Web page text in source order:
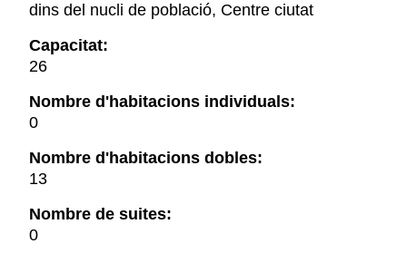
dins del nucli de població, Centre ciutat
Capacitat:
26
Nombre d'habitacions individuals:
0
Nombre d'habitacions dobles:
13
Nombre de suites:
0